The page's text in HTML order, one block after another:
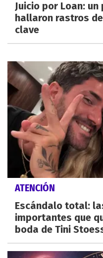
Juicio por Loan:
hallaron rastros
clave
ATENCIÓN
Escándalo total:
importantes que
boda de Tini